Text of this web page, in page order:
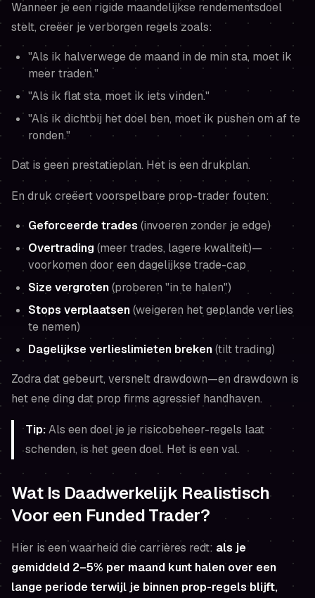
Wanneer je een rigide maandelijkse rendementsdoel
stelt, creëer je verborgen regels zoals:
"Als ik halverwege de maand in de min sta, moet ik
meer traden."
"Als ik flat sta, moet ik iets vinden."
"Als ik dichtbij het doel ben, moet ik pushen om af te
ronden."
Dat is geen prestatieplan. Het is een drukplan.
En druk creëert voorspelbare prop-trader fouten:
Geforceerde trades (invoeren zonder je edge)
Overtrading(meer trades, lagere kwaliteit)—
voorkomen door een dagelijkse trade-cap
Size vergroten(proberen "in te halen")
Stops verplaatsen(weigeren het geplande verlies
te nemen)
Dagelijkse verlieslimieten breken(tilt trading)
Zodra dat gebeurt, versnelt drawdown—en drawdown is
het ene ding dat prop firms agressief handhaven.
Tip:Als een doel je je risicobeheer-regels laat
schenden, is het geen doel. Het is een val.
Wat Is Daadwerkelijk Realistisch
Voor een Funded Trader?
Hier is een waarheid die carrières redt: als je
gemiddeld 2–5% per maand kunt halen over een
lange periode terwijl je binnen prop-regels blijft,